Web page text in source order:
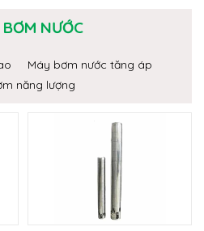
NƯỚC
Máy bơm nước tăng áp
năng lượng